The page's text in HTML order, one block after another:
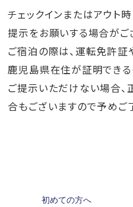
チェックインまたはアウト
提示をお願いする場合がご
ご宿泊の際は、運転免許証
鹿児島県在住が証明できる
ご提示いただけない場合
合もございますので予めご
初めての方へ